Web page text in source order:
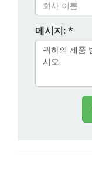
메시지: *